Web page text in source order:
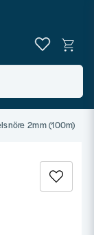
2mm (100m)